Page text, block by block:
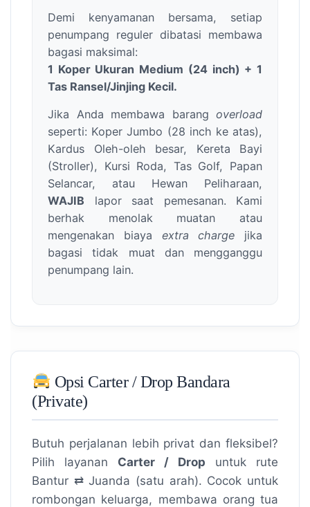
Demi kenyamanan bersama, setiap
penumpang reguler dibatasi membawa
bagasi maksimal:
1 Koper Ukuran Medium (24 inch) + 1
Tas Ransel/Jinjing Kecil.
Jika Anda membawa barang overload
seperti: Koper Jumbo (28 inch ke atas),
Kardus Oleh-oleh besar, Kereta Bayi
(Stroller), Kursi Roda, Tas Golf, Papan
Selancar, atau Hewan Peliharaan,
WAJIB lapor saat pemesanan. Kami
berhak menolak muatan atau
mengenakan biaya extra charge jika
bagasi tidak muat dan mengganggu
penumpang lain.
Opsi Carter / Drop Bandara
(Private)
Butuh perjalanan lebih privat dan fleksibel?
Pilih layanan Carter / Drop untuk rute
Bantur ⇄ Juanda (satu arah). Cocok untuk
rombongan keluarga, membawa orang tua